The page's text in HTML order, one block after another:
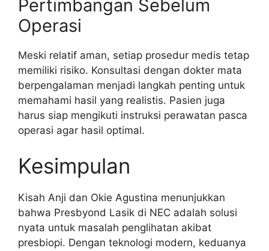
Pertimbangan Sebelum
Operasi
Meski relatif aman, setiap prosedur medis tetap
memiliki risiko. Konsultasi dengan dokter mata
berpengalaman menjadi langkah penting untuk
memahami hasil yang realistis. Pasien juga
harus siap mengikuti instruksi perawatan pasca
operasi agar hasil optimal.
Kesimpulan
Kisah Anji dan Okie Agustina menunjukkan
bahwa Presbyond Lasik di NEC adalah solusi
nyata untuk masalah penglihatan akibat
presbiopi. Dengan teknologi modern, keduanya